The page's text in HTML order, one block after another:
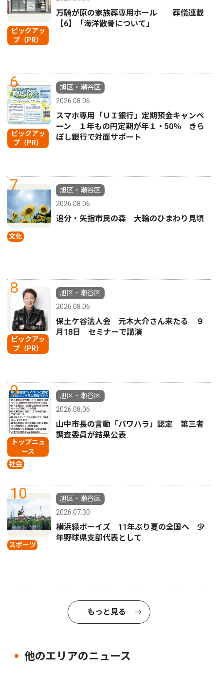
ピックアッ
プ（PR）
万騎が原の家族葬専用ホール 葬儀連載
【6】「海洋散骨について」
6
ピックアッ
プ（PR）
旭区・瀬谷区
2026.08.06
スマホ専用「ＵＩ銀行」定期預金キャンペ
ーン １年もの円定期が年１・50％ きら
ぼし銀行で対面サポート
7
文化
旭区・瀬谷区
2026.08.06
追分・矢指市民の森 大輪のひまわり見頃
8
ピックアッ
プ（PR）
旭区・瀬谷区
2026.08.06
保土ケ谷法人会 元木大介さん来たる ９
月18日 セミナーで講演
9
トップニュ
ース
社会
旭区・瀬谷区
2026.08.06
山中市長の言動「パワハラ」認定 第三者
調査委員が結果公表
10
スポーツ
旭区・瀬谷区
2026.07.30
横浜緑ボーイズ 11年ぶり夏の全国へ 少
年野球県支部代表として
もっと見る
他のエリアのニュース